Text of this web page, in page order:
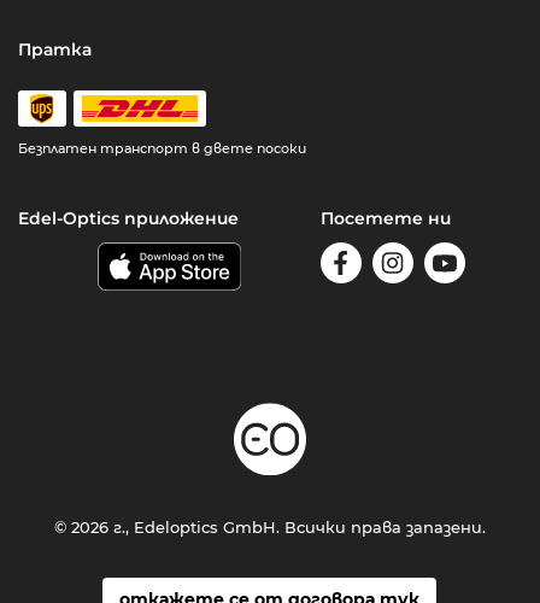
Пратка
Безплатен транспорт в двете посоки
Edel-Optics приложение Посетете ни
© 2026 г., Edeloptics GmbH. Всички права запазени.